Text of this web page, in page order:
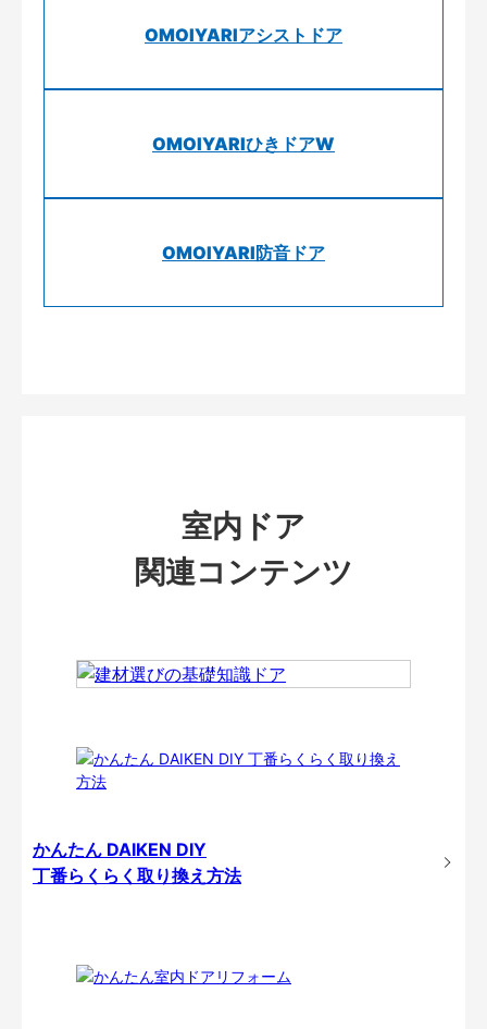
OMOIYARIアシストドア
OMOIYARIひきドアW
OMOIYARI防音ドア
室内ドア
関連コンテンツ
かんたん DAIKEN DIY
丁番らくらく取り換え方法